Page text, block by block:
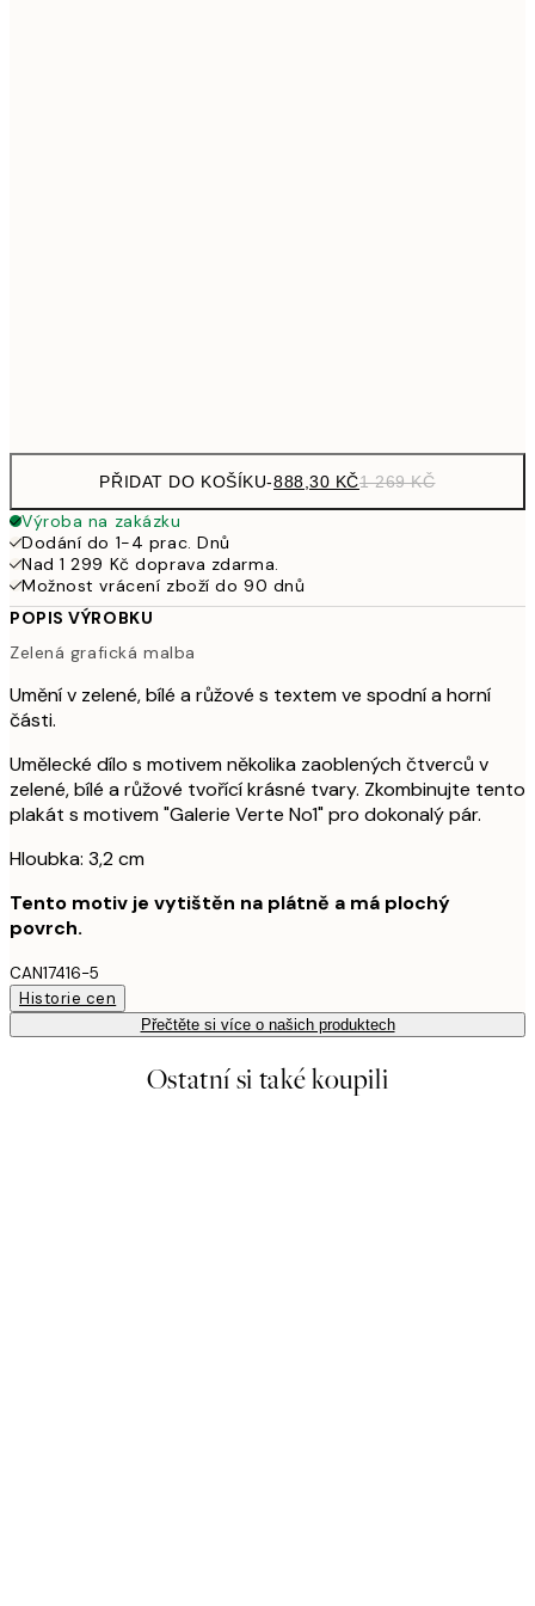
PŘIDAT DO KOŠÍKU-888,30 KČ1 269 KČ
Výroba na zakázku
Dodání do 1-4 prac. Dnů
Nad 1 299 Kč doprava zdarma.
Možnost vrácení zboží do 90 dnů
POPIS VÝROBKU
Zelená grafická malba
Umění v zelené, bílé a růžové s textem ve spodní a horní
části.
Umělecké dílo s motivem několika zaoblených čtverců v
zelené, bílé a růžové tvořící krásné tvary. Zkombinujte tento
plakát s motivem "Galerie Verte No1" pro dokonalý pár.
Hloubka: 3,2 cm
Tento motiv je vytištěn na plátně a má plochý
povrch.
CAN17416-5
Historie cen
Přečtěte si více o našich produktech
Ostatní si také koupili